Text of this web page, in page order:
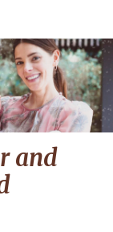
and